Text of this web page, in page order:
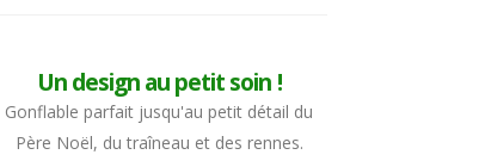
Un design au petit soin !
Gonflable parfait jusqu'au petit détail du
Père Noël, du traîneau et des rennes.